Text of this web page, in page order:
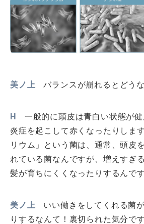
美ノ上 バランスが崩れるとどう
H
一般的に頭皮は青白い状態が健
炎症を起こして赤くなったりしま
リウム」という菌は、通常、頭皮
れている菌なんですが、増えすぎ
髪が育ちにくくなったりするんです
美ノ上
いい働きをしてくれる菌
りするなんて！裏切られた気分です